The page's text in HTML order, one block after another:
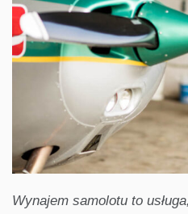
Wynajem samolotu to